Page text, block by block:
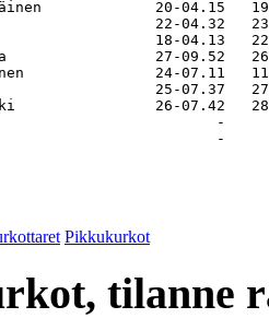
20-04.15
22-04.32
18-04.13
27-09.52
24-07.11
25-07.37
26-07.42
Pikkukurkot
tilanne